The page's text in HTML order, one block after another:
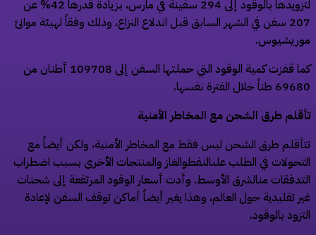
لتزويدها بالوقود إلى 294 سفينة في مارس، بزيادة قدرها 42% عن
207 سفن في الشهر السابق قبل اندلاع النزاع، وذلك وفقاً لهيئة موانئ
كما قفزت كمية الوقود التي حملتها السفن إلى 109708 أطنان من
طناً خلال الفترة نفسها.
طرق الشحن مع المخاطر الأمنية
طرق الشحن ليس فقط مع المخاطر الأمنية، ولكن أيضاً مع
في الطلب علىالنفطوالغاز والمنتجات الأخرى بسبب اضطراب
منالشرق الأوسط. وأدت أسعار الوقود المرتفعة إلى شحنات
تقليدية حول العالم، وهذا يغير أيضاً أماكن توقف السفن لإعادة
بالوقود.